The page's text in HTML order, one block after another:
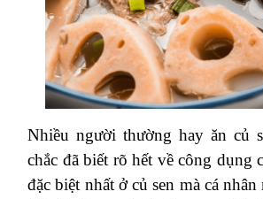
Nhiều người thường hay ăn củ
chắc đã biết rõ hết về công dụng
đặc biệt nhất ở củ sen mà cá